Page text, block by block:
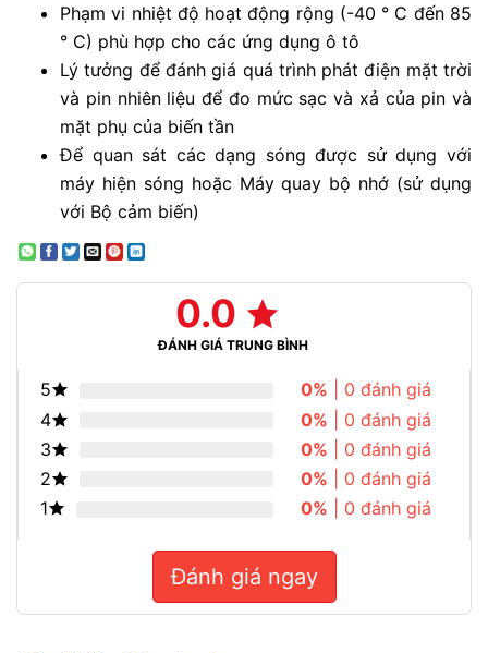
Phạm vi nhiệt độ hoạt động rộng (-40 ° C đến 85
° C) phù hợp cho các ứng dụng ô tô
Lý tưởng để đánh giá quá trình phát điện mặt trời
và pin nhiên liệu để đo mức sạc và xả của pin và
mặt phụ của biến tần
Để quan sát các dạng sóng được sử dụng với
máy hiện sóng hoặc Máy quay bộ nhớ (sử dụng
với Bộ cảm biến)
0.0
ĐÁNH GIÁ TRUNG BÌNH
5 0% | 0 đánh giá
4
0% | 0 đánh giá
3
0% | 0 đánh giá
2
0% | 0 đánh giá
1
0% | 0 đánh giá
Đánh giá ngay